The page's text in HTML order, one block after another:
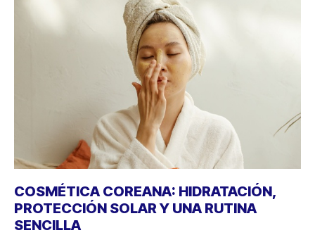
COSMÉTICA COREANA: HIDRATACIÓN,
PROTECCIÓN SOLAR Y UNA RUTINA
SENCILLA